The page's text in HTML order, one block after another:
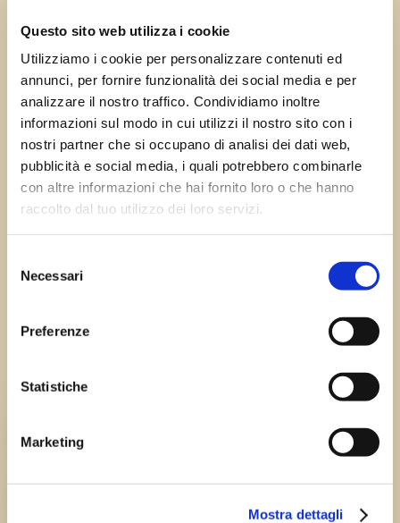
Questo sito web utilizza i cookie
Utilizziamo i cookie per personalizzare contenuti ed
annunci, per fornire funzionalità dei social media e per
analizzare il nostro traffico. Condividiamo inoltre
informazioni sul modo in cui utilizzi il nostro sito con i
nostri partner che si occupano di analisi dei dati web,
pubblicità e social media, i quali potrebbero combinarle
con altre informazioni che hai fornito loro o che hanno
raccolto dal tuo utilizzo dei loro servizi.
delNecessari
Preferenze
Statistiche
Marketing
Mostra dettagli
← Precedente:
Malborghetto
Successivo:San Dorligo
della Valle →
Errore:Modulo di contatto non trovato.
Chi siamo
TEAM